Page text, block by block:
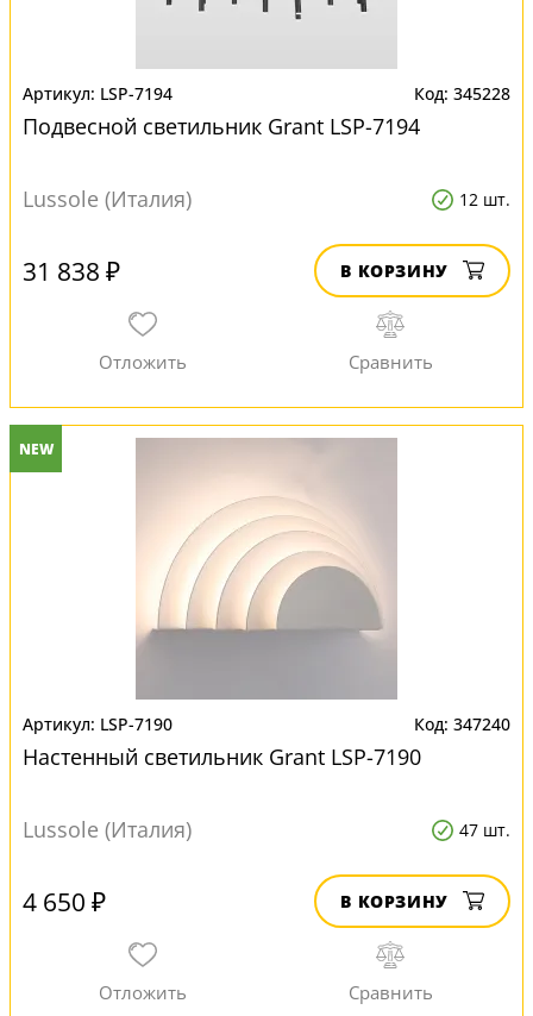
LSP-7194 345228
Подвесной светильник Grant LSP-7194
Lussole (Италия) 12 шт.
31 838 ₽ В КОРЗИНУ
NEW
LSP-7190 347240
Настенный светильник Grant LSP-7190
Lussole (Италия) 47 шт.
4 650 ₽ В КОРЗИНУ